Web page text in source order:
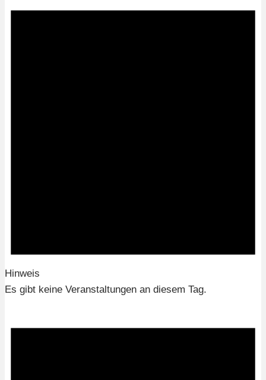
Hinweis
Es gibt keine Veranstaltungen an diesem Tag.